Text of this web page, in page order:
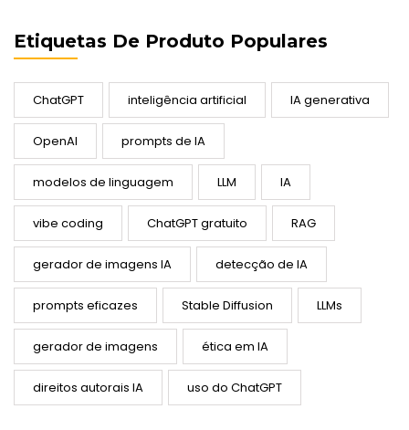
Etiquetas De Produto Populares
ChatGPT inteligência artificial IA generativa
OpenAI prompts de IA
modelos de linguagem LLM IA
vibe coding ChatGPT gratuito RAG
gerador de imagens IA detecção de IA
prompts eficazes Stable Diffusion LLMs
gerador de imagens ética em IA
direitos autorais IA uso do ChatGPT